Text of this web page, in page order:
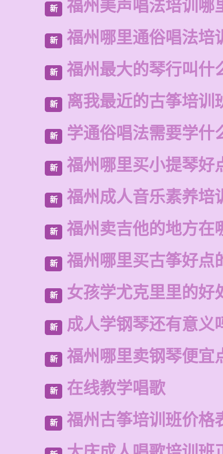
新 福州美声唱法培训哪
新 福州哪里通俗唱法培
新 福州最大的琴行叫什
新 离我最近的古筝培训
新 学通俗唱法需要学什
新 福州哪里买小提琴好
新 福州成人音乐素养培
新 福州卖吉他的地方在
新 福州哪里买古筝好点
新 女孩学尤克里里的好
新 成人学钢琴还有意义
新 福州哪里卖钢琴便宜
新 在线教学唱歌
新 福州古筝培训班价格